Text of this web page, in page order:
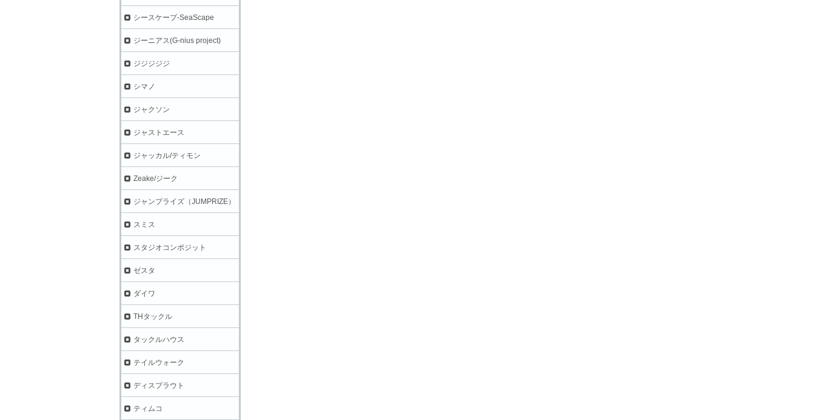
シースケープ-SeaScape
ジーニアス(G-nius project)
ジジジジジ
シマノ
ジャクソン
ジャストエース
ジャッカル/ティモン
Zeake/ジーク
ジャンプライズ（JUMPRIZE）
スミス
スタジオコンポジット
ゼスタ
ダイワ
THタックル
タックルハウス
テイルウォーク
ディスプラウト
ティムコ